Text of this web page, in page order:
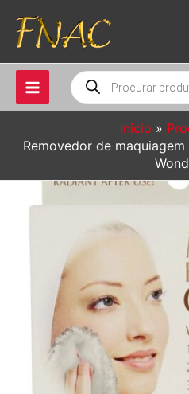
para
conteúdo
Pesquisar
produtos
Início
Removedor de